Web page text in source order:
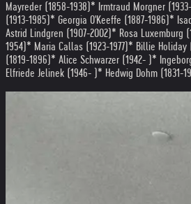
Mayreder (1858-1938) * Irmtraud Morgner (1933-
(1913-1985) * Georgia O'Keeffe (1887-1986) *
Astrid Lindgren (1907-2002) * Rosa Luxemburg
1954) * Maria Callas (1923-1977) * Billie Holiday
(1819-1896) * Alice Schwarzer (1942- ) *
Elfriede Jelinek (1946- ) * Hedwig Dohm (1831-